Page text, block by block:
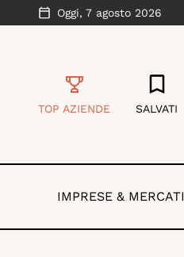
Oggi, 7 agosto 2026
TOP AZIENDE SALVATI
IMPRESE & MERCATI